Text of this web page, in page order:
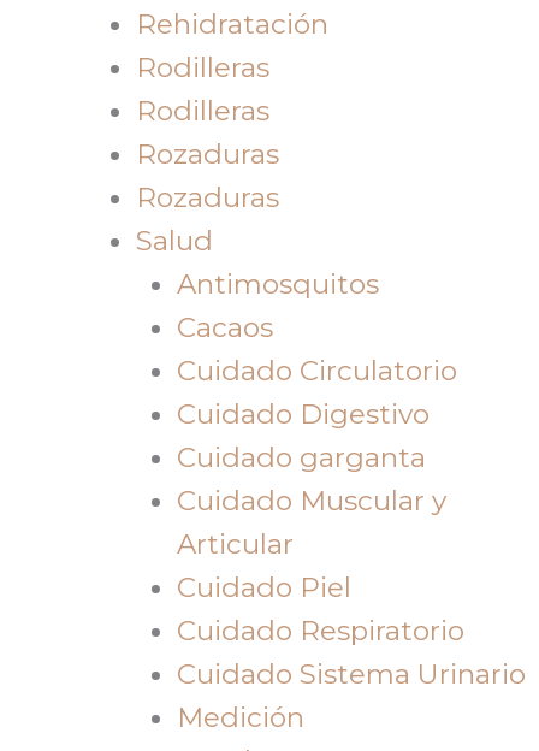
Rehidratación
Rodilleras
Rodilleras
Rozaduras
Rozaduras
Salud
Antimosquitos
Cacaos
Cuidado Circulatorio
Cuidado Digestivo
Cuidado garganta
Cuidado Muscular y
Articular
Cuidado Piel
Cuidado Respiratorio
Cuidado Sistema Urinario
Medición